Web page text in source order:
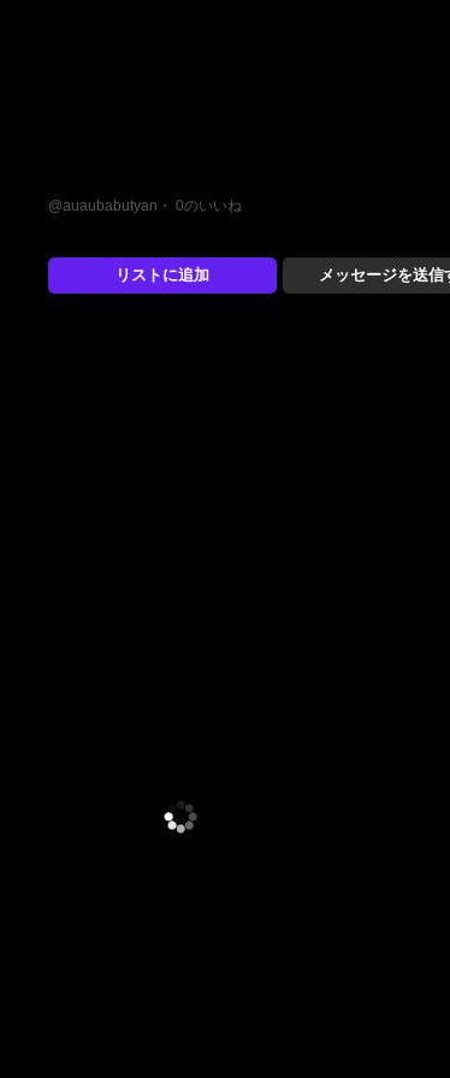
@auaubabutyan・ 0のいいね
リストに追加 メッセージを送信